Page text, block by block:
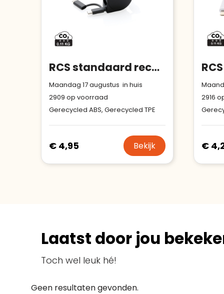
RCS standaard recycled plastic and TPE 4-in-1 kabel
Maandag 17 augustus in huis
2909 op voorraad
Gerecycled ABS, Gerecycled TPE
€ 4,95 Bekijk
2916
€
Laatst door jou
Toch wel leuk hé!
Geen resultaten gevonden.